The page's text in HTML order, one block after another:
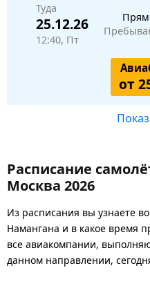
Туда
25.12.26
12:40, Пт
от
Расписание
Москва 2026
Из расписания вы узнаете
Намангана и в какое время
все авиакомпании,
данном направлении,